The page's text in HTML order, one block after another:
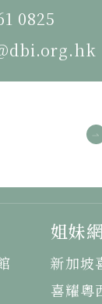
0825
姐妹
新加坡
喜耀粵